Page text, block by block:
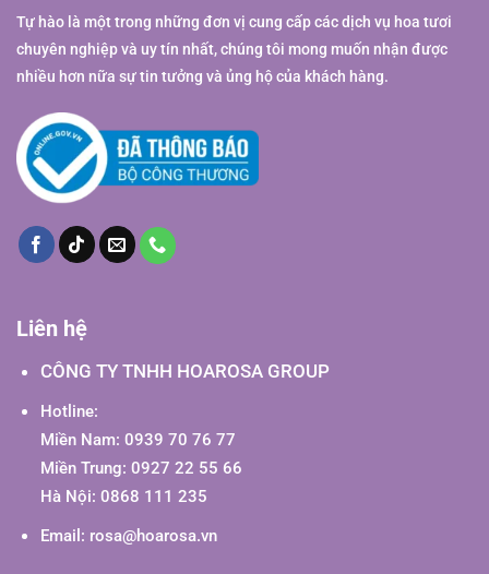
Tự hào là một trong những đơn vị cung cấp các dịch vụ hoa tươi
chuyên nghiệp và uy tín nhất, chúng tôi mong muốn nhận được
nhiều hơn nữa sự tin tưởng và ủng hộ của khách hàng.
Liên hệ
CÔNG TY TNHH HOAROSA GROUP
Hotline:
Miền Nam: 0939 70 76 77
Miền Trung: 0927 22 55 66
Hà Nội: 0868 111 235
Email: rosa@hoarosa.vn